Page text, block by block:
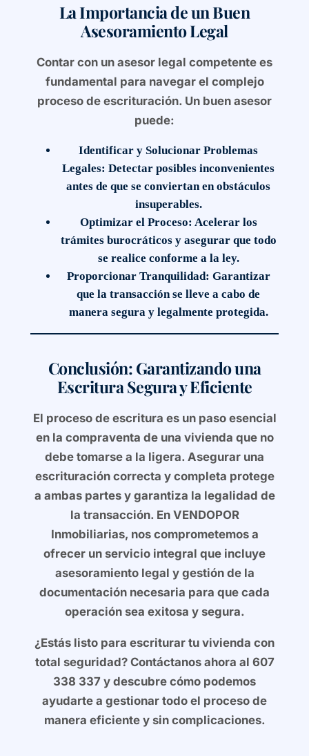
La Importancia de un Buen
Asesoramiento Legal
Contar con un asesor legal competente es
fundamental para navegar el complejo
proceso de escrituración. Un buen asesor
puede:
Identificar y Solucionar Problemas
Legales: Detectar posibles inconvenientes
antes de que se conviertan en obstáculos
insuperables.
Optimizar el Proceso: Acelerar los
trámites burocráticos y asegurar que todo
se realice conforme a la ley.
Proporcionar Tranquilidad: Garantizar
que la transacción se lleve a cabo de
manera segura y legalmente protegida.
Conclusión: Garantizando una
Escritura Segura y Eficiente
El proceso de escritura es un paso esencial
en la compraventa de una vivienda que no
debe tomarse a la ligera. Asegurar una
escrituración correcta y completa protege
a ambas partes y garantiza la legalidad de
la transacción. En VENDOPOR
Inmobiliarias, nos comprometemos a
ofrecer un servicio integral que incluye
asesoramiento legal y gestión de la
documentación necesaria para que cada
operación sea exitosa y segura.
¿Estás listo para escriturar tu vivienda con
total seguridad? Contáctanos ahora al 607
338 337 y descubre cómo podemos
ayudarte a gestionar todo el proceso de
manera eficiente y sin complicaciones.